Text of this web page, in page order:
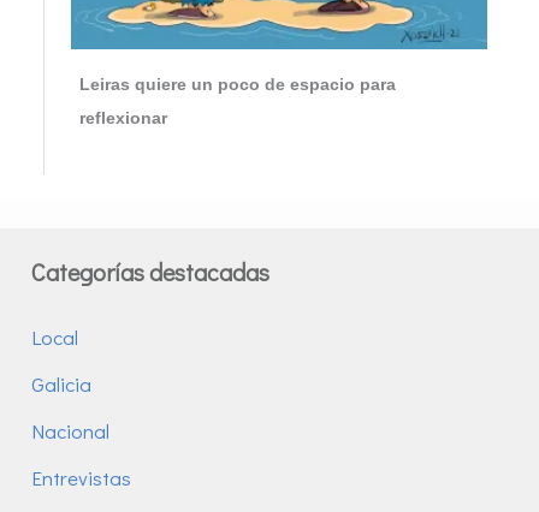
Leiras quiere un poco de espacio para
reflexionar
Categorías destacadas
Local
Galicia
Nacional
Entrevistas